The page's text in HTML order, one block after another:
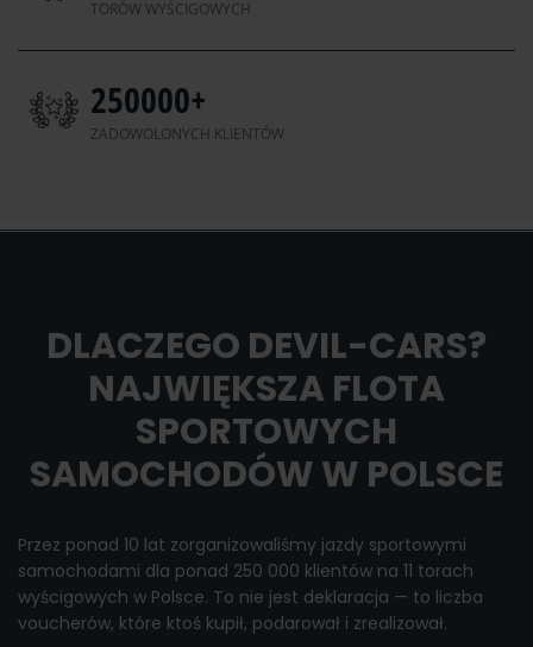
TORÓW WYŚCIGOWYCH
250000+
ZADOWOLONYCH KLIENTÓW
DLACZEGO DEVIL-CARS?
NAJWIĘKSZA FLOTA
SPORTOWYCH
SAMOCHODÓW W POLSCE
Przez ponad 10 lat zorganizowaliśmy jazdy sportowymi
samochodami dla ponad 250 000 klientów na 11 torach
wyścigowych w Polsce. To nie jest deklaracja — to liczba
voucherów, które ktoś kupił, podarował i zrealizował.